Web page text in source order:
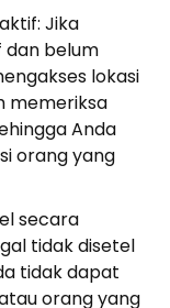
Jika
dan belum
lokasi
memeriksa
Anda
orang yang
secara
tidak disetel
tidak dapat
orang yang